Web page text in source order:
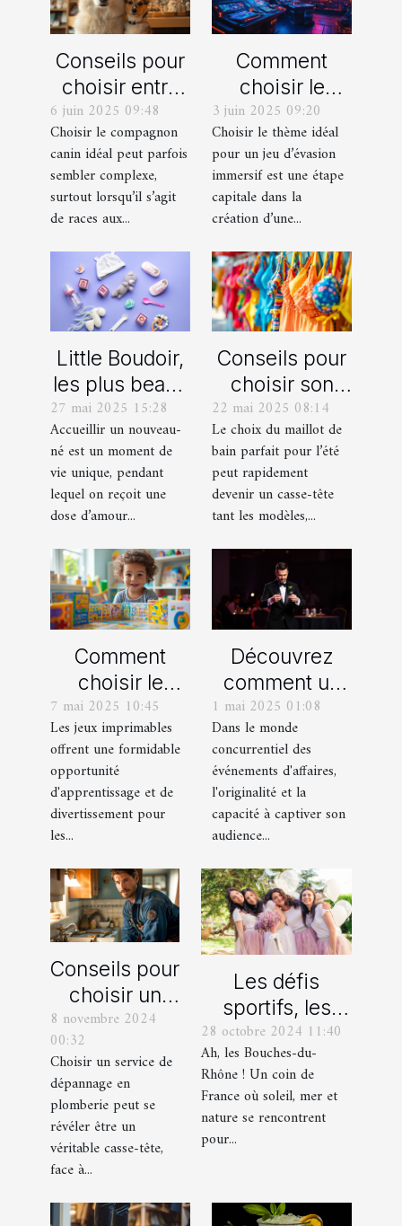
Conseils pour
choisir entre
un berger
blanc suisse
et un berger
américain
miniature
6 juin 2025 09:48
Choisir le compagnon
canin idéal peut parfois
sembler complexe,
surtout lorsqu’il s’agit
de races aux...
Comment
choisir le
thème parfait
pour votre
prochain jeu
d'évasion
immersif
3 juin 2025 09:20
Choisir le thème idéal
pour un jeu d’évasion
immersif est une étape
capitale dans la
création d’une...
Little Boudoir,
les plus beaux
cadeaux de
naissance
personnalisés
!
27 mai 2025 15:28
Accueillir un nouveau-
né est un moment de
vie unique, pendant
lequel on reçoit une
dose d’amour...
Conseils pour
choisir son
maillot de bain
idéal pour l'été
22 mai 2025 08:14
Le choix du maillot de
bain parfait pour l’été
peut rapidement
devenir un casse-tête
tant les modèles,...
Comment
choisir le
meilleur jeu
imprimable
pour votre
enfant
7 mai 2025 10:45
Les jeux imprimables
offrent une formidable
opportunité
d'apprentissage et de
divertissement pour
les...
Découvrez
comment un
spectacle de
magie
transforme les
événements
professionnels
1 mai 2025 01:08
Dans le monde
concurrentiel des
événements d'affaires,
l'originalité et la
capacité à captiver son
audience...
Conseils pour
choisir un
bon service
dépannage
en plomberie
8 novembre 2024
00:32
Choisir un service de
dépannage en
plomberie peut se
révéler être un
véritable casse-tête,
face à...
Les défis
sportifs, les
incontournables
de toute
organisation
d’EVG et EVJF
28 octobre 2024 11:40
Ah, les Bouches-du-
Rhône ! Un coin de
France où soleil, mer et
nature se rencontrent
pour...